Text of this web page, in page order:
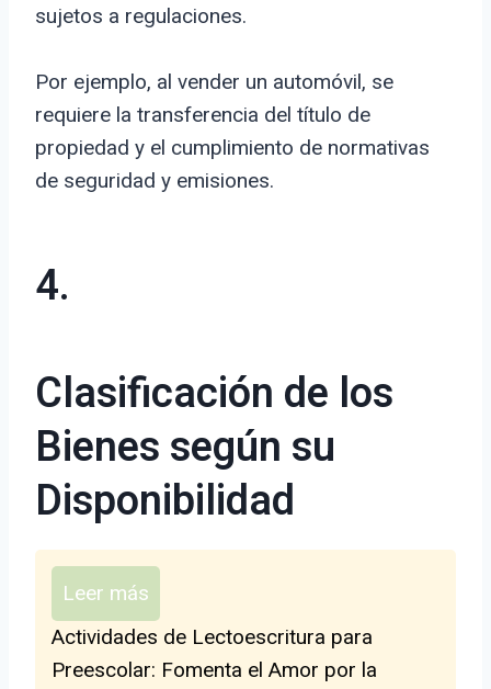
sujetos a regulaciones.
Por ejemplo, al vender un automóvil, se
requiere la transferencia del título de
propiedad y el cumplimiento de normativas
de seguridad y emisiones.
4.
Clasificación de los
Bienes según su
Disponibilidad
Leer más
Actividades de Lectoescritura para
Preescolar: Fomenta el Amor por la